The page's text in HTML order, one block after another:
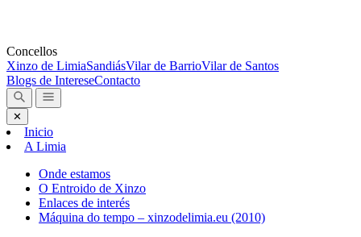
Concellos
Xinzo de LimiaSandiásVilar de BarrioVilar de Santos
Blogs de IntereseContacto
✕
Inicio
A Limia
Onde estamos
O Entroido de Xinzo
Enlaces de interés
Máquina do tempo – xinzodelimia.eu (2010)